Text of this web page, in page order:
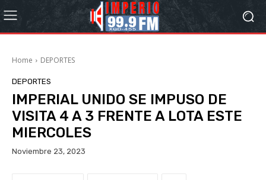
Home DEPORTES
DEPORTES
IMPERIAL UNIDO SE IMPUSO DE
VISITA 4 A 3 FRENTE A LOTA ESTE
MIERCOLES
Noviembre 23, 2023